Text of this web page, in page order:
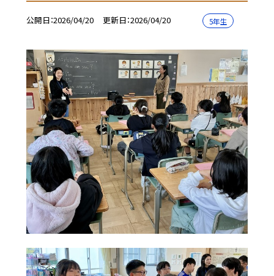
公開日 2026/04/20 更新日 2026/04/20 5年生